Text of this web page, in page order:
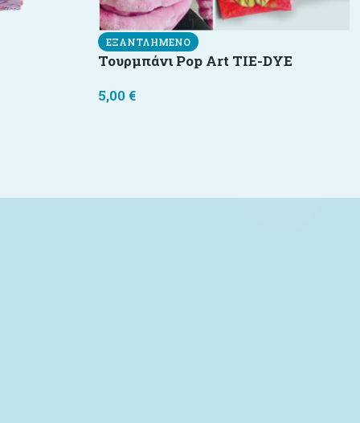
ΕΞΑΝΤΛΗΜΈΝΟ
Τουρμπάνι Pop Art TIE-DYE
5,00 €